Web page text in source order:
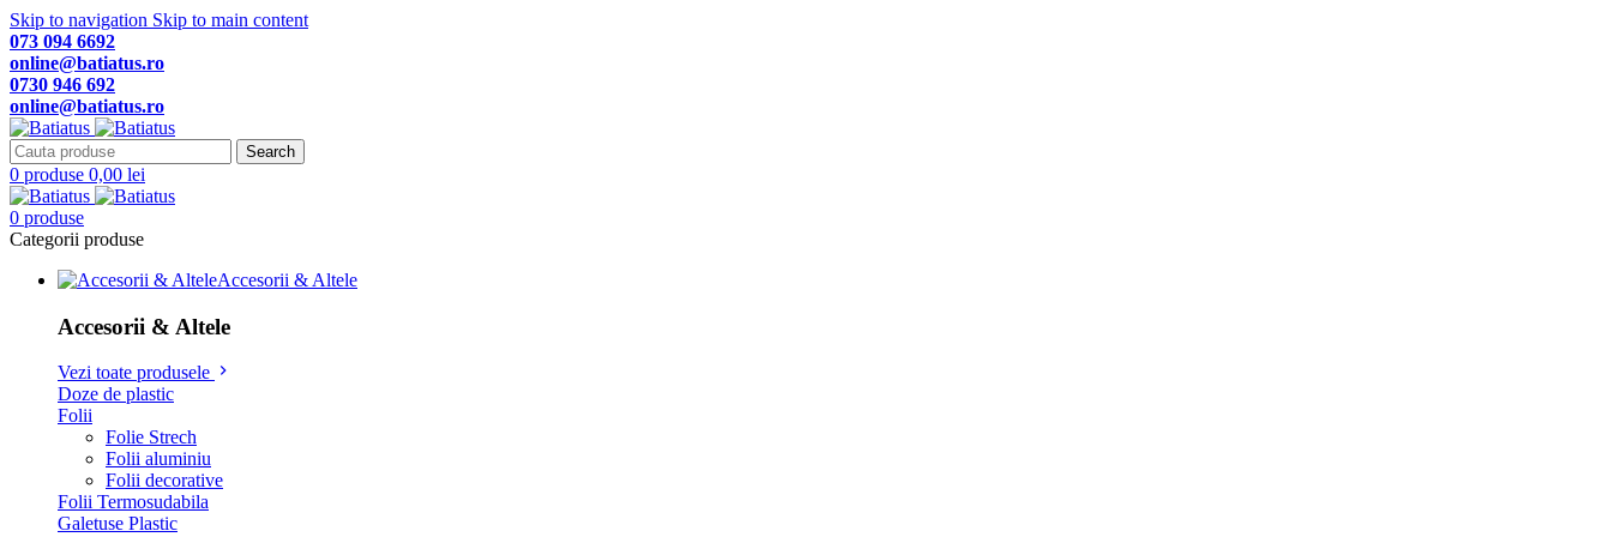
Skip to navigation Skip to main content
073 094 6692
online@batiatus.ro
0730 946 692
online@batiatus.ro
Search
0 produse 0,00 lei
0 produse
Categorii produse
Accesorii & Altele
Accesorii & Altele
Vezi toate produsele
Doze de plastic
Folii
Folie Strech
Folii aluminiu
Folii decorative
Folii Termosudabila
Galetuse Plastic